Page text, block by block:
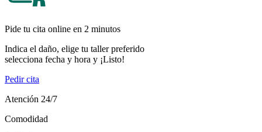
Pide tu cita online en 2 minutos
Indica el daño, elige tu taller preferido
selecciona fecha y hora y ¡Listo!
Pedir cita
Atención 24/7
Comodidad